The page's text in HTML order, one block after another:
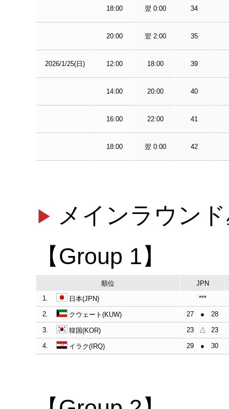
18:00 翌 0:00 34
20:00 翌 2:00 35
2026/1/25(日) 12:00 18:00 39
14:00 20:00 40
16:00 22:00 41
18:00 翌 0:00 42
メインラウン
【Group 1】
順位
JPN
1.
日本(JPN) ***
2. クウェート(KUW) 27 ● 28
3. 韓国(KOR) 23 △ 23
4. イラク(IRQ) 29 ● 30